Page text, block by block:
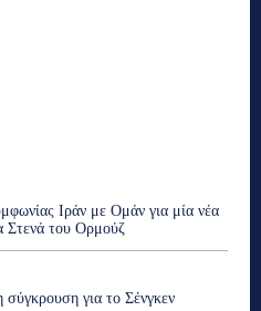
Ιράν με Ομάν για μία νέα
Στενά του Ορμούζ
σύγκρουση για το Σένγκεν